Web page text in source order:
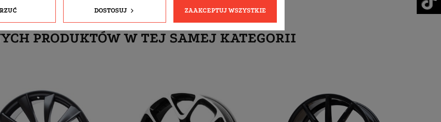
PRODUKTÓW W TEJ SAMEJ KATEGORII
DOSTOSUJ ZAAKCEPTUJ WSZYSTKIE